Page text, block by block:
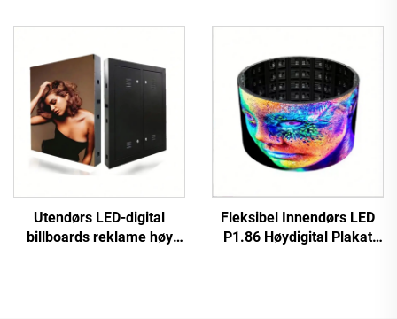
Holdbar LED Digital Skjerm
skilt berøringsfølsom kule
lufthavn butikk
Utendørs LED-digital
billboards reklame høy
Fleksibel Innendørs LED
P1.86 Høydigital Plakat